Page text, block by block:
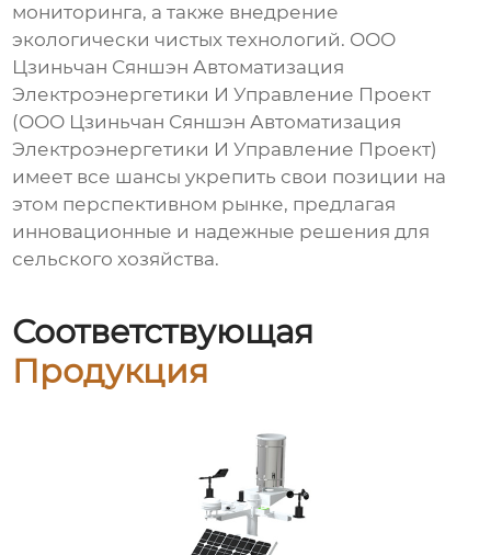
мониторинга, а также внедрение
экологически чистых технологий. ООО
Цзиньчан Сяншэн Автоматизация
Электроэнергетики И Управление Проект
(ООО Цзиньчан Сяншэн Автоматизация
Электроэнергетики И Управление Проект)
имеет все шансы укрепить свои позиции на
этом перспективном рынке, предлагая
инновационные и надежные решения для
сельского хозяйства.
Соответствующая
Продукция